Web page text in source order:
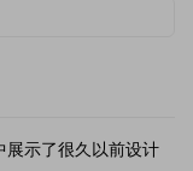
示了很久以前设计